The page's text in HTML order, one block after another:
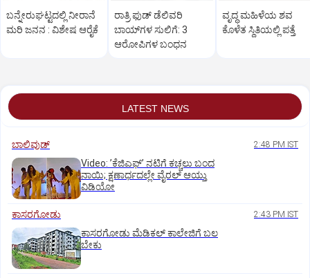
ಬನ್ನೇರುಘಟ್ಟದಲ್ಲಿ ನೀರಾನೆ
ಮರಿ ಜನನ : ವಿಶೇಷ ಆರೈಕೆ
ರಾತ್ರಿ ಫುಡ್‌ ಡೆಲಿವರಿ
ಬಾಯ್‌ಗಳ ಸುಲಿಗೆ: 3
ಆರೋಪಿಗಳ ಬಂಧನ
ವೃದ್ಧ ಮಹಿಳೆಯ ಶವ
ಕೊಳೆತ ಸ್ಥಿತಿಯಲ್ಲಿ ಪತ್ತೆ
LATEST NEWS
ಬಾಲಿವುಡ್‌ 2:48 PM IST
Video: ʼಕೆಜಿಎಫ್‌ʼ ನಟಿಗೆ ಕಚ್ಚಲು ಬಂದ
ನಾಯಿ; ಕ್ಷಣಾರ್ಧದಲ್ಲೇ ವೈರಲ್‌ ಆಯ್ತು
ವಿಡಿಯೋ
ಕಾಸರಗೋಡು 2:43 PM IST
ಕಾಸರಗೋಡು ಮೆಡಿಕಲ್‌ ಕಾಲೇಜಿಗೆ ಬಲ
ಬೇಕು